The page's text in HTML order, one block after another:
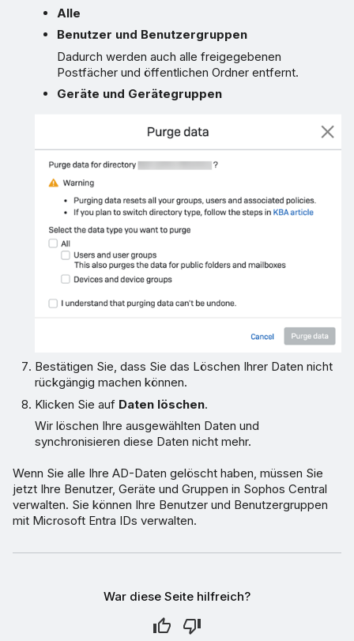
Alle
Benutzer und Benutzergruppen
Dadurch werden auch alle freigegebenen
Postfächer und öffentlichen Ordner entfernt.
Geräte und Gerätegruppen
Bestätigen Sie, dass Sie das Löschen Ihrer Daten nicht
rückgängig machen können.
Klicken Sie auf Daten löschen.
Wir löschen Ihre ausgewählten Daten und
synchronisieren diese Daten nicht mehr.
Wenn Sie alle Ihre AD-Daten gelöscht haben, müssen Sie
jetzt Ihre Benutzer, Geräte und Gruppen in Sophos Central
verwalten. Sie können Ihre Benutzer und Benutzergruppen
mit Microsoft Entra IDs verwalten.
War diese Seite hilfreich?